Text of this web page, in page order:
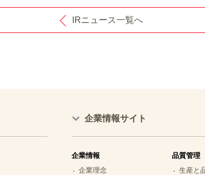
IRニュース一覧へ
企業情報サイト
企業情報
企業理念
品質管理
生産と